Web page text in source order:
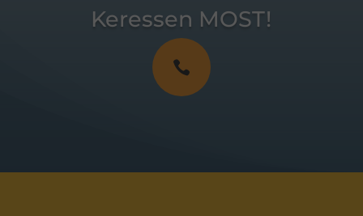
Keressen MOST!
